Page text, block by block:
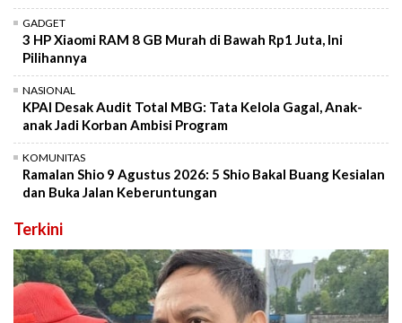
GADGET
3 HP Xiaomi RAM 8 GB Murah di Bawah Rp1 Juta, Ini
Pilihannya
NASIONAL
KPAI Desak Audit Total MBG: Tata Kelola Gagal, Anak-
anak Jadi Korban Ambisi Program
KOMUNITAS
Ramalan Shio 9 Agustus 2026: 5 Shio Bakal Buang Kesialan
dan Buka Jalan Keberuntungan
Terkini